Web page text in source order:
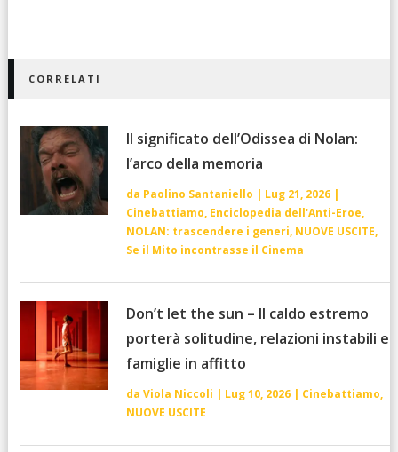
CORRELATI
Il significato dell’Odissea di Nolan:
l’arco della memoria
da Paolino Santaniello | Lug 21, 2026|
Cinebattiamo, Enciclopedia dell'Anti-Eroe,
NOLAN: trascendere i generi, NUOVE USCITE,
Se il Mito incontrasse il Cinema
Don’t let the sun – Il caldo estremo
porterà solitudine, relazioni instabili e
famiglie in affitto
da Viola Niccoli | Lug 10, 2026| Cinebattiamo,
NUOVE USCITE